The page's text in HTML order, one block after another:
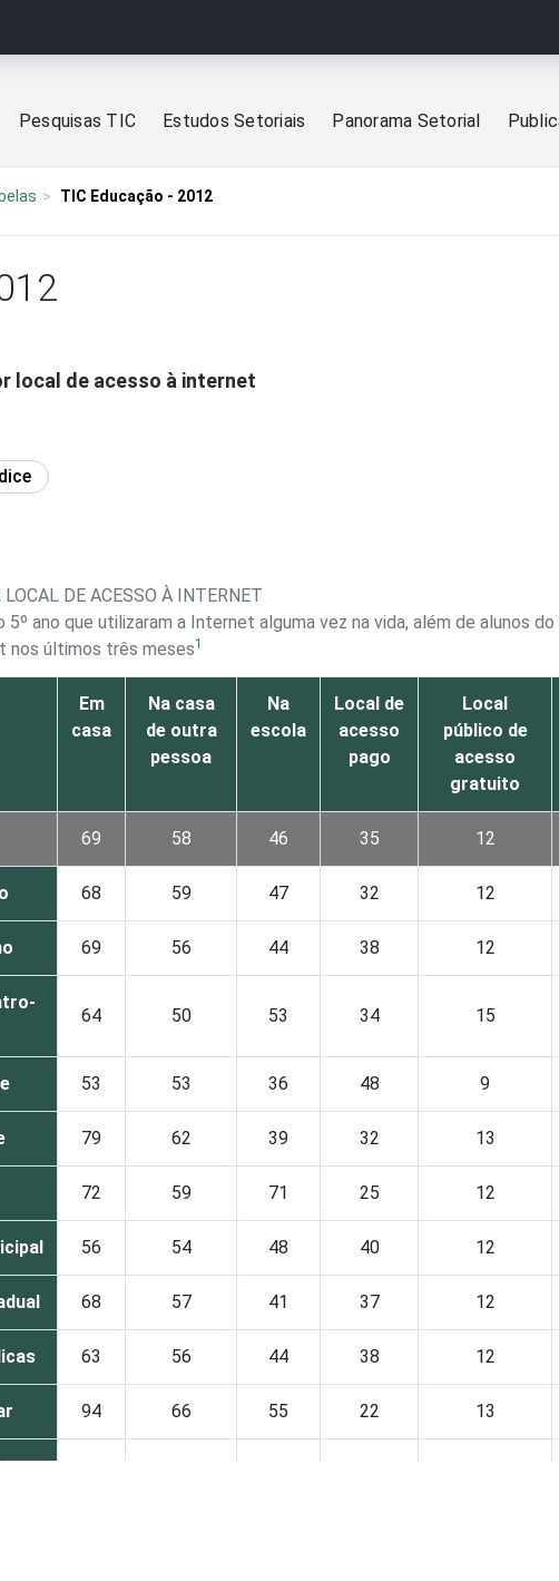
Pesquisas TIC Estudos Setoriais Panorama Setorial
TIC Educação - 2012
local de acesso à internet
DE ACESSO À INTERNET
ano que utilizaram a Internet alguma vez na vida, além de alunos do
nos últimos três meses1
Em
casa
Na casa
de outra
pessoa
Na
escola
Local de
acesso
pago
Local
público de
acesso
gratuito
69 58 46 35 12
68 59 47 32 12
69 56 44 38 12
64 50 53 34 15
53 53 36 48 9
79 62 39 32 13
72 59 71 25 12
56 54 48 40 12
68 57 41 37 12
63 56 44 38 12
94 66 55 22 13
ano